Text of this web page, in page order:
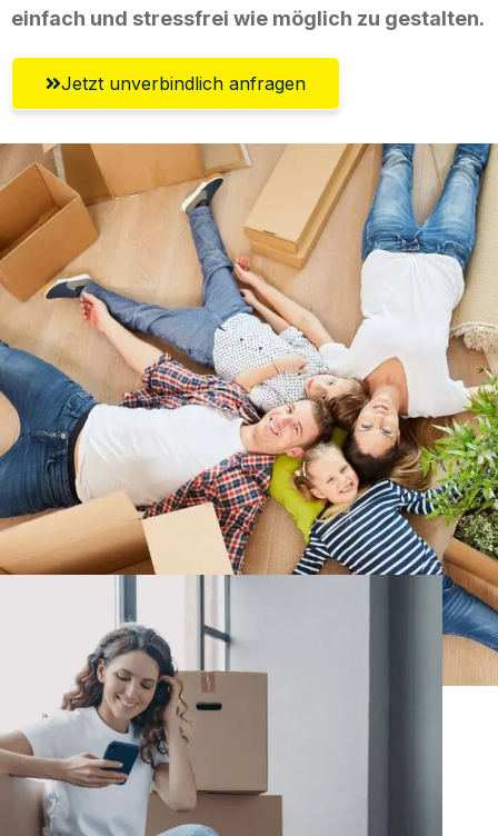
einfach und stressfrei wie möglich zu gestalten.
Jetzt unverbindlich anfragen